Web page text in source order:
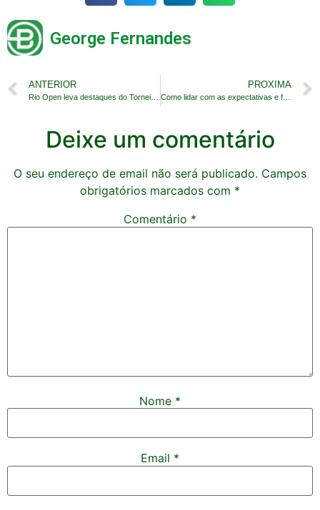
George Fernandes
ANTERIOR PROXIMA
Como lidar com as expectativas e frustrações das crianças na Copa?
Deixe um comentário
O seu endereço de email não será publicado. Campos
obrigatórios marcados com *
Comentário *
Nome *
Email *